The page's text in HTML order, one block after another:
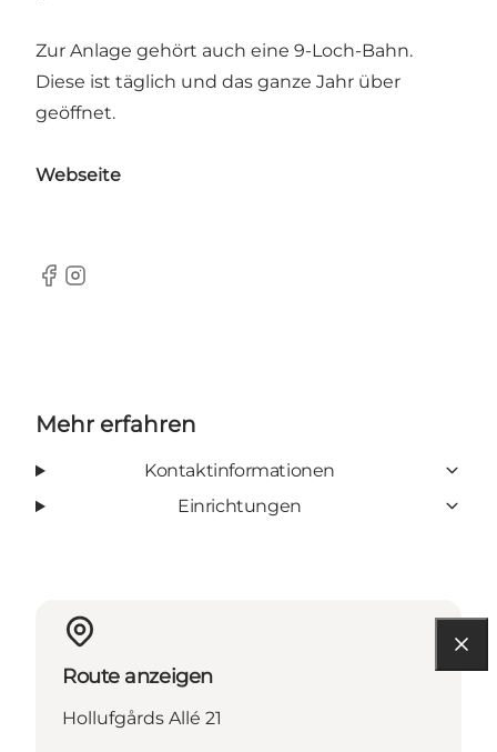
Zur Anlage gehört auch eine 9-Loch-Bahn.
Diese ist täglich und das ganze Jahr über
geöffnet.
Webseite
Facebook
Instagram
Mehr erfahren
Kontaktinformationen
Einrichtungen
Route anzeigen
Hollufgårds Allé 21